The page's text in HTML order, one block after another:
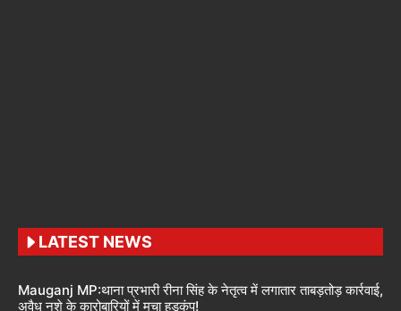
LATEST NEWS
Mauganj MP:थाना प्रभारी रीना सिंह के नेतृत्व में लगातार ताबड़तोड़ कार्रवाई,
अवैध नशे के कारोबारियों में मचा हड़कंप!